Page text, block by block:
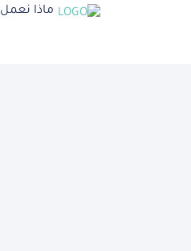
ماذا نعمل